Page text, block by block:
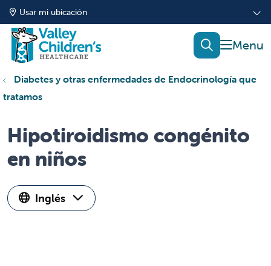
Usar mi ubicación
mostrar
buscar
Diabetes y otras enfermedades de Endocrinología que
tratamos
Hipotiroidismo congénito
en niños
Inglés